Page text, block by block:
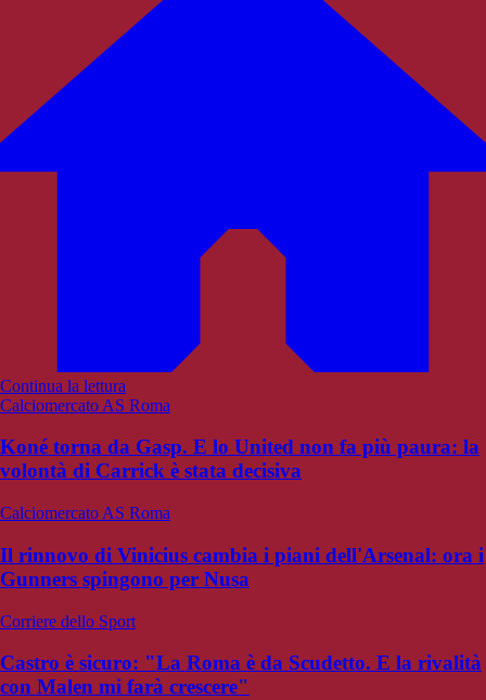
Continua la lettura
Calciomercato AS Roma
Koné torna da Gasp. E lo United non fa più paura: la
volontà di Carrick è stata decisiva
Calciomercato AS Roma
Il rinnovo di Vinicius cambia i piani dell'Arsenal: ora i
Gunners spingono per Nusa
Corriere dello Sport
Castro è sicuro: "La Roma è da Scudetto. E la rivalità
con Malen mi farà crescere"